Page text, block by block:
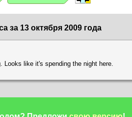
за 13 октября 2009 года
like it's spending the night here.